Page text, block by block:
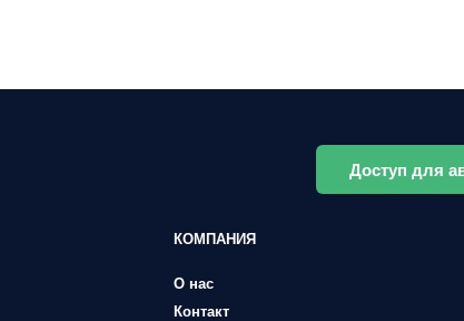
Доступ для
КОМПАНИЯ
О нас
Контакт